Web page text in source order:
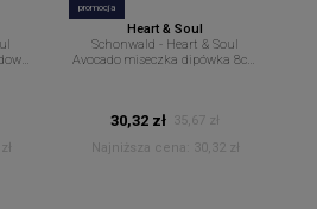
promocja
Heart & Soul
Schonwald - Heart & Soul
Avocado miseczka dipówka 8cm
30,32 zł
35,67 zł
Najniższa cena:
30,32 zł